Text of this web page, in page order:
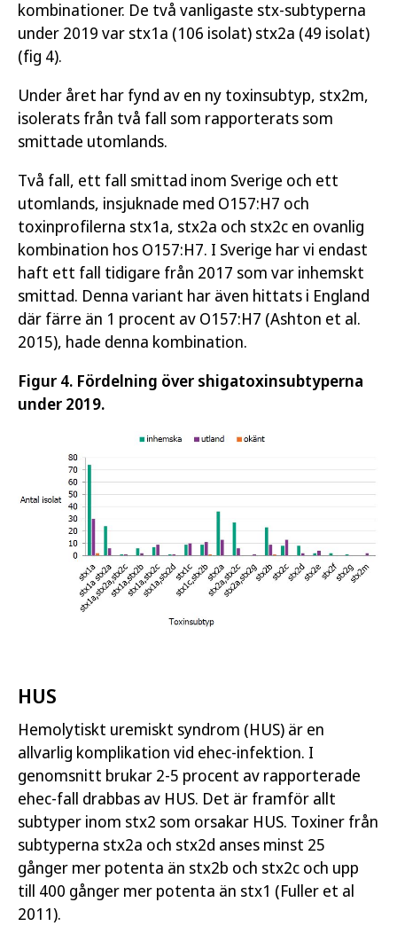
kombinationer. De två vanligaste stx-subtyperna
under 2019 var stx1a (106 isolat) stx2a (49 isolat)
(fig 4).
Under året har fynd av en ny toxinsubtyp, stx2m,
isolerats från två fall som rapporterats som
smittade utomlands.
Två fall, ett fall smittad inom Sverige och ett
utomlands, insjuknade med O157:H7 och
toxinprofilerna stx1a, stx2a och stx2c en ovanlig
kombination hos O157:H7. I Sverige har vi endast
haft ett fall tidigare från 2017 som var inhemskt
smittad. Denna variant har även hittats i England
där färre än 1 procent av O157:H7 (Ashton et al.
2015), hade denna kombination.
Figur 4. Fördelning över shigatoxinsubtyperna
under 2019.
HUS
Hemolytiskt uremiskt syndrom (HUS) är en
allvarlig komplikation vid ehec-infektion. I
genomsnitt brukar 2-5 procent av rapporterade
ehec-fall drabbas av HUS. Det är framför allt
subtyper inom stx2 som orsakar HUS. Toxiner från
subtyperna stx2a och stx2d anses minst 25
gånger mer potenta än stx2b och stx2c och upp
till 400 gånger mer potenta än stx1 (Fuller et al
2011).